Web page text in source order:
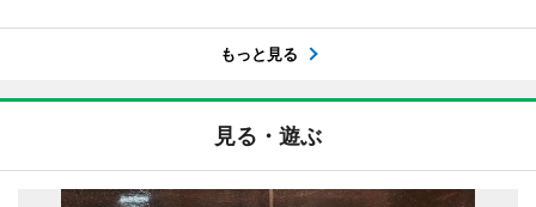
もっと見る
見る・遊ぶ